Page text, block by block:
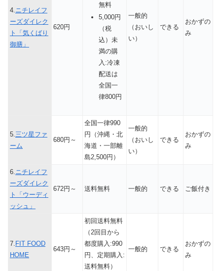
4.ニチレイフ
ーズダイレク
ト「気くばり
御膳」
620円
無料
5,000円
（税
込）未
満の購
入:冷凍
配送は
全国一
律800円
一般的
（おいし
い）
できる
おかずの
み
5.三ツ星ファ
ーム
680円～
全国一律990
円（沖縄・北
海道・一部離
島2,500円）
一般的
（おいし
い）
できる
おかずの
み
6.ニチレイフ
ーズダイレク
ト「ウーディ
ッシュ」
672円～ 送料無料 一般的 できる ご飯付き
7. FIT FOOD
HOME
643円～
初回送料無料
（2回目から
都度購入:990
円、定期購入:
送料無料）
一般的 できる
おかずの
み